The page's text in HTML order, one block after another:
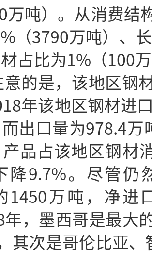
万吨）。从消费结
（3790万吨）、
占比为1%（100
意的是，该地区钢
年该地区钢材进
出口量为978.4
品占该地区钢材
降9.7%。尽管仍
1450万吨，净进
年，墨西哥是最大
其次是哥伦比亚